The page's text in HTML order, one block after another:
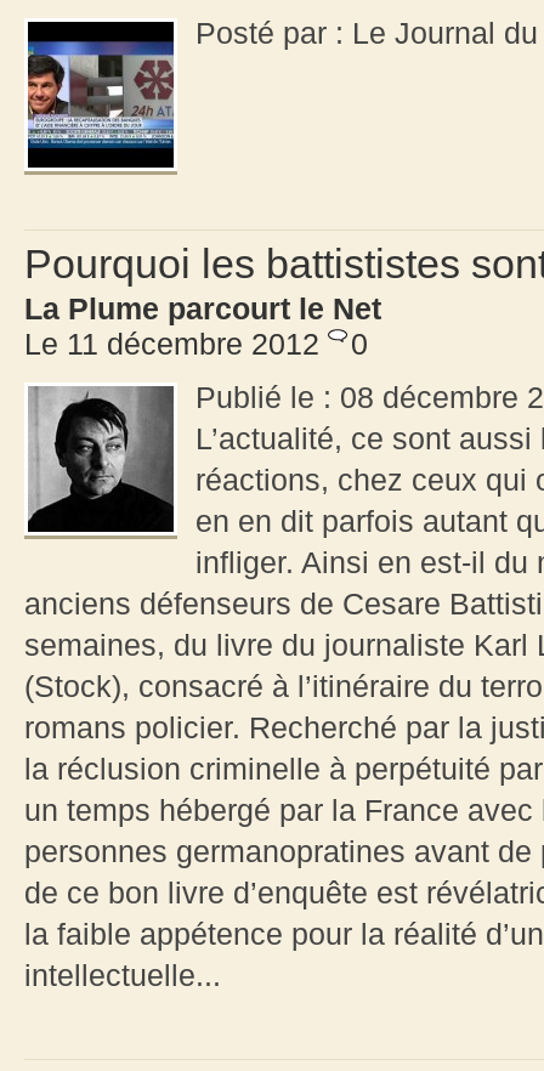
Posté par : Le Journal
Pourquoi les battististes
La Plume parcourt le Net
Le 11 décembre 2012
0
Publié le : 08 décembre
L’actualité, ce sont
réactions, chez ceux qui
en en dit parfois autant
infliger. Ainsi en est-il du
anciens défenseurs de Cesare
semaines, du livre du journaliste Karl
(Stock), consacré à l’itinéraire du
romans policier. Recherché par la
la réclusion criminelle à perpétuité
un temps hébergé par la France
personnes germanopratines avant
de ce bon livre d’enquête est
la faible appétence pour la réalité
intellectuelle...